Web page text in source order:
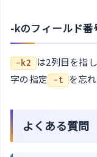
-kのフィールド
-k2
は2列目を指
字の指定
-t を忘
よくある質問